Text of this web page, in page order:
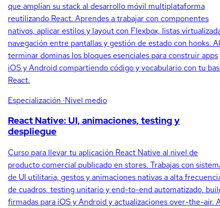
que amplían su stack al desarrollo móvil multiplataforma
reutilizando React. Aprendes a trabajar con componentes
nativos, aplicar estilos y layout con Flexbox, listas
navegación entre pantallas y gestión de estado con hooks. Al
terminar dominas los bloques esenciales para construir apps
iOS y Android compartiendo código y vocabulario con tu
React.
Especialización ·Nivel medio
React Native: UI, animaciones, testing y
despliegue
Curso para llevar tu aplicación React Native al nivel de
producto comercial publicado en stores. Trabajas con
de UI utilitaria, gestos y animaciones nativas a alta
de cuadros, testing unitario y end-to-end automatizado,
firmadas para iOS y Android y actualizaciones over-the-air.